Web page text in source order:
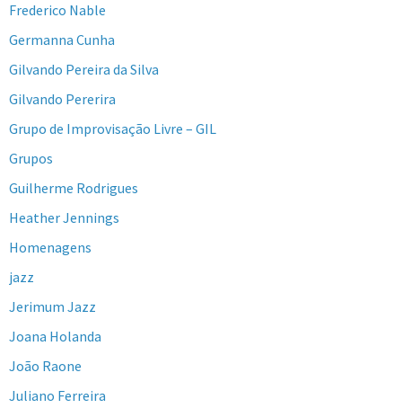
Frederico Nable
Germanna Cunha
Gilvando Pereira da Silva
Gilvando Pererira
Grupo de Improvisação Livre – GIL
Grupos
Guilherme Rodrigues
Heather Jennings
Homenagens
jazz
Jerimum Jazz
Joana Holanda
João Raone
Juliano Ferreira